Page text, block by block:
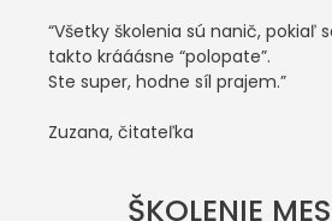
“Všetky školenia sú nanič, pokiaľ
takto krááásne “polopate”.
Ste super, hodne síl prajem.”
Zuzana, čitateľka
ŠKOLENIE